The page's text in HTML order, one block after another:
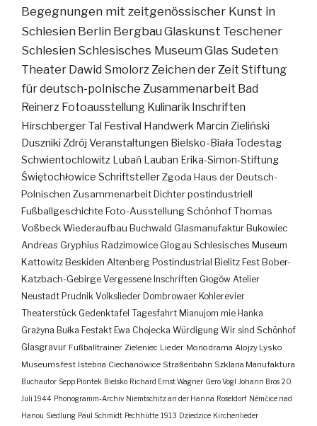
Begegnungen mit zeitgenössischer Kunst in
Schlesien Berlin BergbauGlaskunst Teschener
Schlesien Schlesisches MuseumGlas Sudeten
Theater Dawid SmolorzZeichen der Zeit Stiftung
für deutsch-polnische Zusammenarbeit Bad
Reinerz Fotoausstellung Kulinarik Inschriften
Hirschberger Tal Festival Handwerk Marcin Zieliński
Duszniki Zdrój Veranstaltungen Bielsko-Biała Todestag
Schwientochlowitz Lubań Lauban Erika-Simon-Stiftung
Świętochłowice SchriftstellerZgoda Haus der Deutsch-
Polnischen ZusammenarbeitDichterpostindustriell
Fußballgeschichte Foto-AusstellungSchönhofThomas
VoßbeckWiederaufbau Buchwald Glasmanufaktur Bukowiec
Andreas Gryphius Radzimowice Glogau Schlesisches Museum
Kattowitz Beskiden Altenberg Postindustrial Bielitz Fest Bober-
Katzbach-Gebirge Vergessene Inschriften Głogów Atelier
Neustadt Prudnik Volkslieder Dombrowaer Kohlerevier
Theaterstück Gedenktafel Tagesfahrt Mianujom mie Hanka
Grażyna Bułka Festakt Ewa Chojecka Würdigung Wir sind Schönhof
Glasgravur Fußballtrainer Zieleniec Lieder Monodrama Alojzy Lysko
Museumsfest Istebna Ciechanowice Straßenbahn Szklana Manufaktura
Buchautor Sepp Piontek Bielsko Richard Ernst Wagner Gero Vogl Johann Bros 20.
Juli 1944 Phonogramm-Archiv Niemtschitz an der Hanna Roseldorf Némčice nad
Hanou Siedlung Paul Schmidt Pechhütte 1913 Dziedzice Kirchenlieder